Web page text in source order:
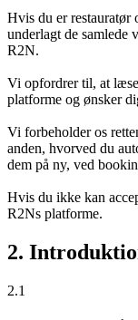
Hvis du er restauratør
underlagt de samlede
R2N.
Vi opfordrer til, at
platforme og ønsker
Vi forbeholder os
anden, hvorved du
dem på ny, ved
Hvis du ikke kan
R2Ns platforme.
2.
2.1